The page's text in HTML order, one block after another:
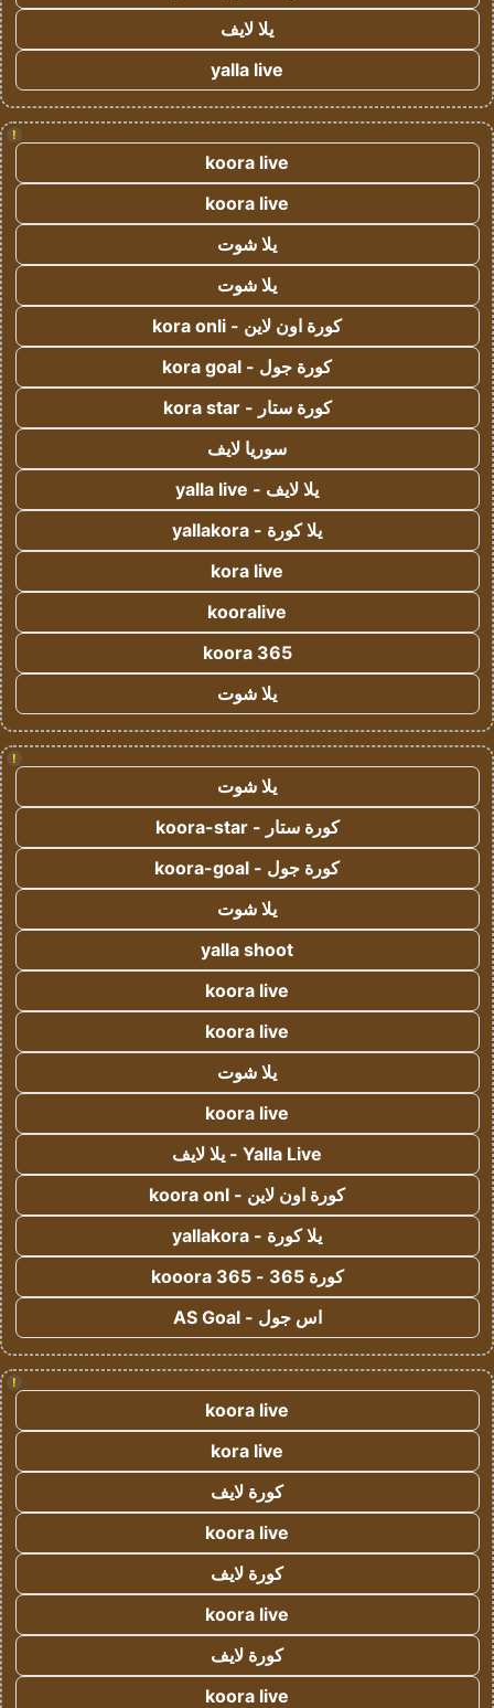
يلا لايف
yalla live
!
koora live
koora live
يلا شوت
يلا شوت
كورة اون لاين - kora onli
كورة جول - kora goal
كورة ستار - kora star
سوريا لايف
يلا لايف - yalla live
يلا كورة - yallakora
kora live
kooralive
koora 365
يلا شوت
!
يلا شوت
كورة ستار - koora-star
كورة جول - koora-goal
يلا شوت
yalla shoot
koora live
koora live
يلا شوت
koora live
Yalla Live - يلا لايف
كورة اون لاين - koora onl
يلا كورة - yallakora
كورة 365 - kooora 365
اس جول - AS Goal
!
koora live
kora live
كورة لايف
koora live
كورة لايف
koora live
كورة لايف
koora live